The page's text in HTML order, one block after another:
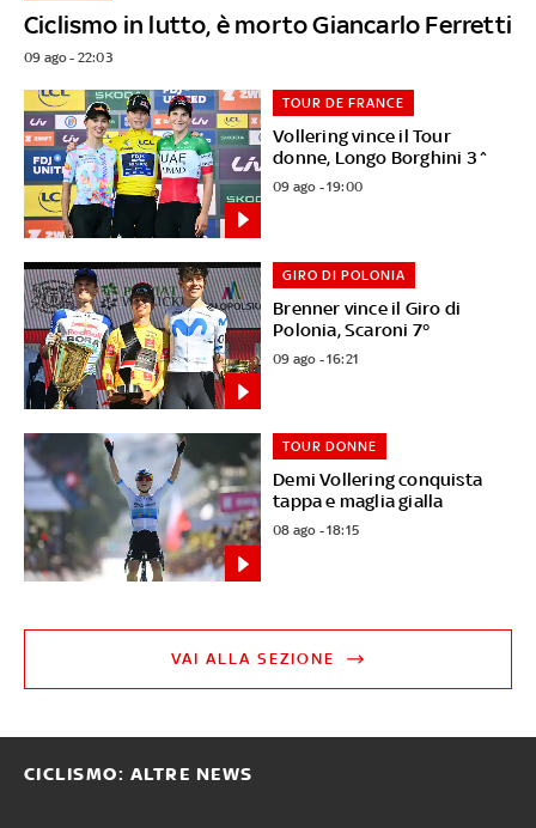
Ciclismo in lutto, è morto Giancarlo Ferretti
09 ago - 22:03
Vollering vince il Tour
donne, Longo Borghini 3^
TOUR DE FRANCE
09 ago - 19:00
Brenner vince il Giro di
Polonia, Scaroni 7°
GIRO DI POLONIA
09 ago - 16:21
Demi Vollering conquista
tappa e maglia gialla
TOUR DONNE
08 ago - 18:15
VAI ALLA SEZIONE
CICLISMO: ALTRE NEWS